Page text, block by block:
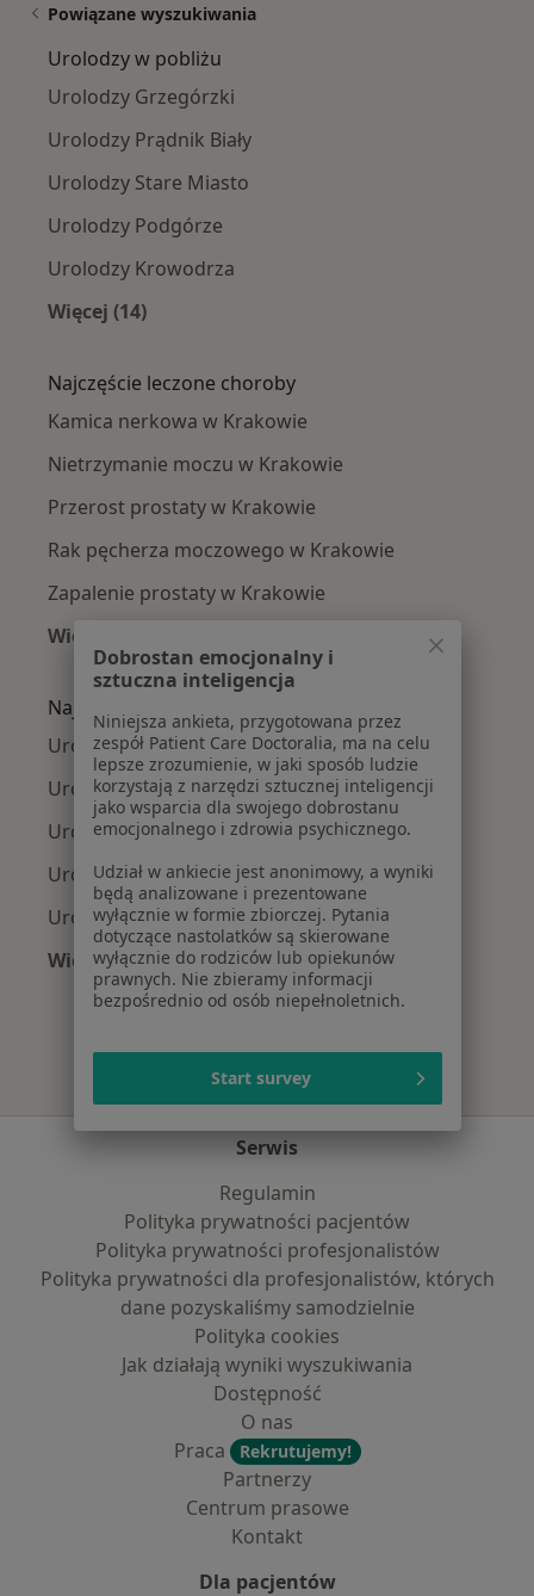
Powiązane wyszukiwania
Urolodzy w pobliżu
Urolodzy Grzegórzki
Urolodzy Prądnik Biały
Urolodzy Stare Miasto
Urolodzy Podgórze
Urolodzy Krowodrza
Więcej (14)
Najczęście leczone choroby
Kamica nerkowa w Krakowie
Nietrzymanie moczu w Krakowie
Przerost prostaty w Krakowie
Rak pęcherza moczowego w Krakowie
Zapalenie prostaty w Krakowie
Więcej (15)
Więcej w kategorii: Najczęście leczone
Najpopularniejsze ubezpieczenia
Urolodzy z Allianz w Krakowie
Urolodzy z Signal Iduna w Krakowie
Urolodzy z JP MEDICA w Krakowie
Urolodzy z TU Zdrowie w Krakowie
Urolodzy z Świat Zdrowia w Krakowie
Więcej (10)
Więcej w kategorii: Najpopularniejsze
Serwis
Regulamin
Polityka prywatności pacjentów
Polityka prywatności profesjonalistów
Polityka prywatności dla profesjonalistów, których
dane pozyskaliśmy samodzielnie
Polityka cookies
Jak działają wyniki wyszukiwania
Dostępność
O nas
Praca
Rekrutujemy!
Partnerzy
Centrum prasowe
Kontakt
Dla pacjentów
Dobrostan emocjonalny i
sztuczna inteligencja
Niniejsza ankieta, przygotowana przez
zespół Patient Care Doctoralia, ma na celu
lepsze zrozumienie, w jaki sposób ludzie
korzystają z narzędzi sztucznej inteligencji
jako wsparcia dla swojego dobrostanu
emocjonalnego i zdrowia psychicznego.
Udział w ankiecie jest anonimowy, a wyniki
będą analizowane i prezentowane
wyłącznie w formie zbiorczej. Pytania
dotyczące nastolatków są skierowane
wyłącznie do rodziców lub opiekunów
prawnych. Nie zbieramy informacji
bezpośrednio od osób niepełnoletnich.
Start survey